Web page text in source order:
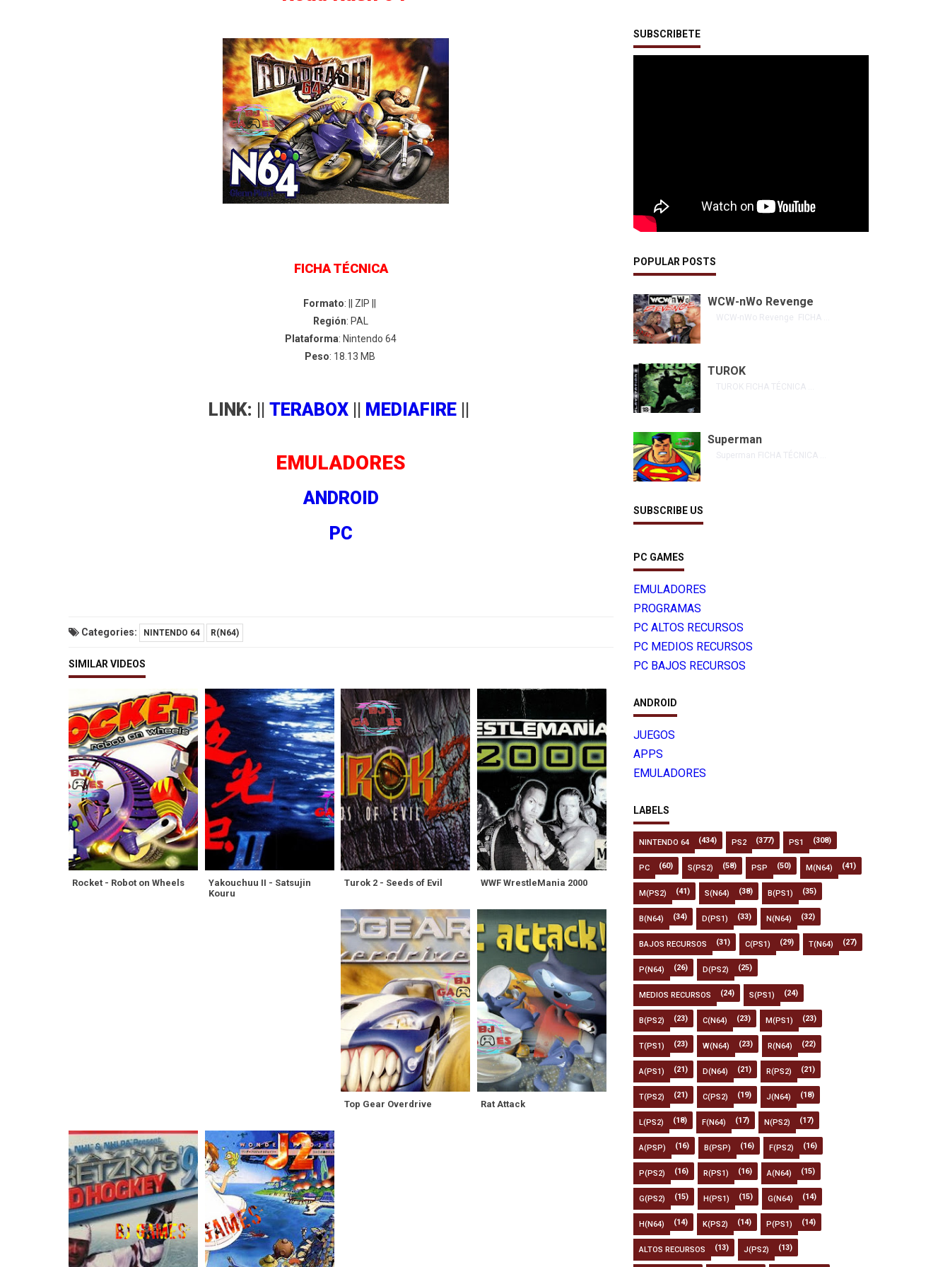
FICHA TÉCNICA
Formato: || ZIP ||
Región: PAL
Plataforma: Nintendo 64
Peso: 18.13 MB
LINK: || TERABOX|| MEDIAFIRE||
EMULADORES
ANDROID
PC
Categories: NINTENDO 64 R(N64)
SIMILAR VIDEOS
Rocket - Robot on Wheels
Yakouchuu II - Satsujin
Kouru
Turok 2 - Seeds of Evil WWF WrestleMania 2000
Top Gear Overdrive Rat Attack
SUBSCRIBETE
POPULAR POSTS
WCW-nWo Revenge
WCW-nWo Revenge FICHA ...
TUROK
TUROK FICHA TÉCNICA ...
Superman
Superman FICHA TÉCNICA ...
SUBSCRIBE US
PC GAMES
EMULADORES
PROGRAMAS
PC ALTOS RECURSOS
PC MEDIOS RECURSOS
PC BAJOS RECURSOS
ANDROID
JUEGOS
APPS
EMULADORES
LABELS
NINTENDO 64 (434) PS2 (377) PS1 (308)
PC (60) S(PS2) (58) PSP (50) M(N64) (41)
M(PS2) (41) S(N64) (38) B(PS1) (35)
B(N64) (34) D(PS1) (33) N(N64) (32)
BAJOS RECURSOS (31) C(PS1) (29) T(N64) (27)
P(N64) (26) D(PS2) (25)
MEDIOS RECURSOS (24) S(PS1) (24)
B(PS2) (23) C(N64) (23) M(PS1) (23)
T(PS1) (23) W(N64) (23) R(N64) (22)
A(PS1) (21) D(N64) (21) R(PS2) (21)
T(PS2) (21) C(PS2) (19) J(N64) (18)
L(PS2) (18) F(N64) (17) N(PS2) (17)
A(PSP) (16) B(PSP) (16) F(PS2) (16)
P(PS2) (16) R(PS1) (16) A(N64) (15)
G(PS2) (15) H(PS1) (15) G(N64) (14)
H(N64) (14) K(PS2) (14) P(PS1) (14)
ALTOS RECURSOS (13) J(PS2) (13)